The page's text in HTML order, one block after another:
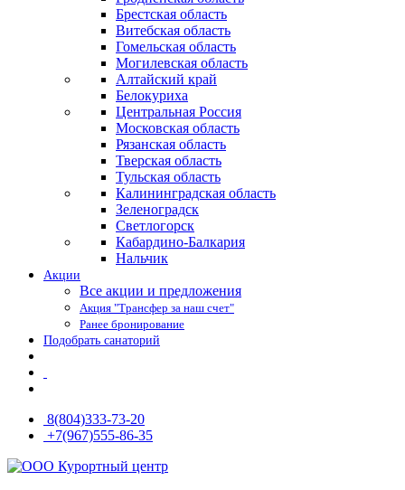
Брестская область
Витебская область
Гомельская область
Могилевская область
Алтайский край
Белокуриха
Центральная Россия
Московская область
Рязанская область
Тверская область
Тульская область
Калининградская область
Зеленоградск
Светлогорск
Кабардино-Балкария
Нальчик
Акции
Все акции и предложения
Акция "Трансфер за наш счет"
Ранее бронирование
Подобрать санаторий
8(804)333-73-20
+7(967)555-86-35